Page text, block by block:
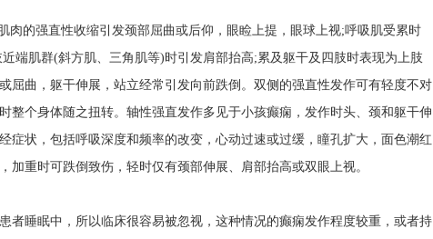
肉的强直性收缩引发颈部屈曲或后仰，眼睑上提，眼球上视;呼吸肌受累时
端肌群(斜方肌、三角肌等)时引发肩部抬高;累及躯干及四肢时表现为上肢
屈曲，躯干伸展，站立经常引发向前跌倒。双侧的强直性发作可有轻度不对
整个身体随之扭转。轴性强直发作多见于小孩癫痫，发作时头、颈和躯干伸
症状，包括呼吸深度和频率的改变，心动过速或过缓，瞳孔扩大，面色潮红
加重时可跌倒致伤，轻时仅有颈部伸展、肩部抬高或双眼上视。
者睡眠中，所以临床很容易被忽视，这种情况的癫痫发作程度较重，或者持